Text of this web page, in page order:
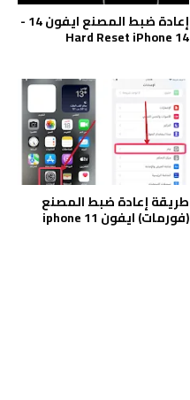
إعادة ضبط المصنع ايفون 14 -
Hard Reset iPhone 14
طريقة إعادة ضبط المصنع
(فورمات) ايفون iphone 11